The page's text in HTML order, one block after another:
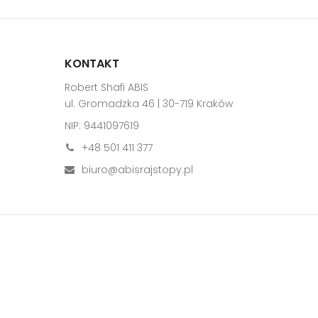
KONTAKT
Robert Shafi ABIS
ul. Gromadzka 46 | 30-719 Kraków
NIP: 9441097619
+48 501 411 377
biuro@abisrajstopy.pl